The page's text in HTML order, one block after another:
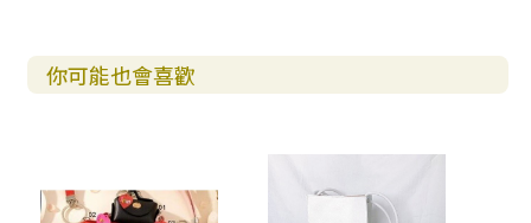
你可能也會喜歡